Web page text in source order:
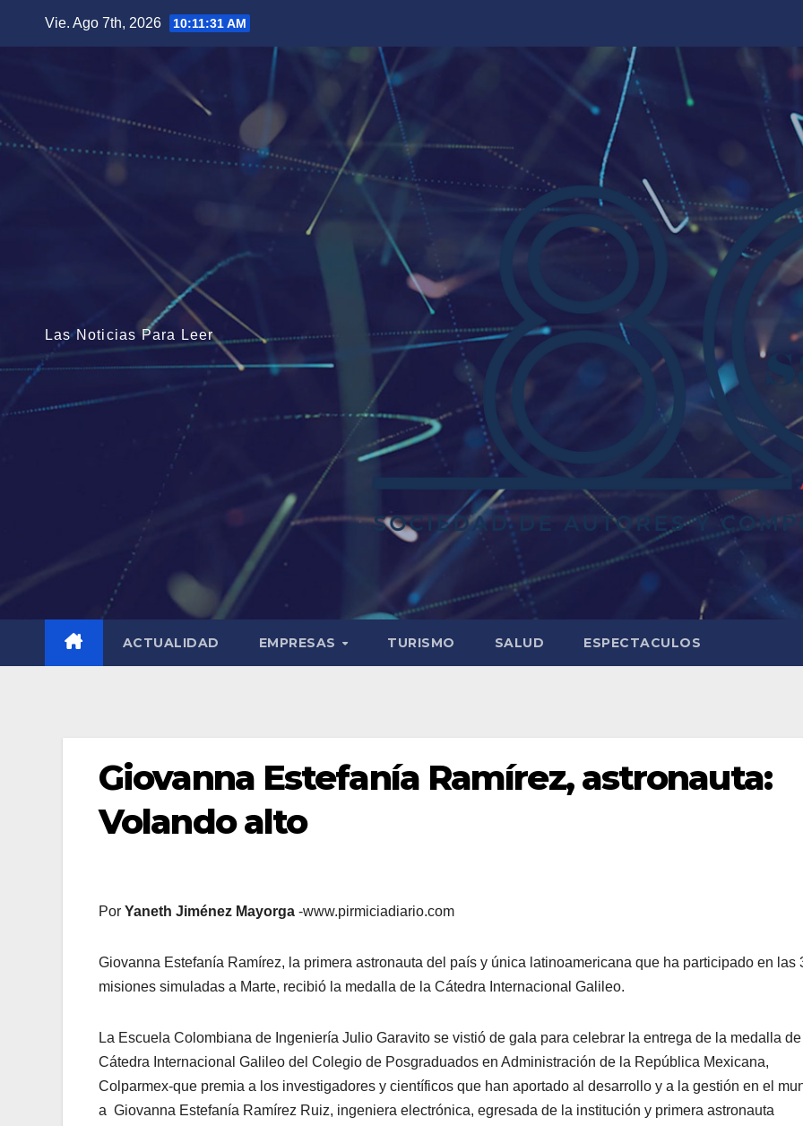
Vie. Ago 7th, 2026 10:11:33 AM
Las Noticias Para Leer
ACTUALIDAD EMPRESAS TURISMO SALUD ESPECTACULOS
Giovanna Estefanía Ramírez, astronauta:
Volando alto
Por Yaneth Jiménez Mayorga -www.pirmiciadiario.com
Giovanna Estefanía Ramírez, la primera astronauta del país y única latinoamericana que ha participado en las
misiones simuladas a Marte, recibió la medalla de la Cátedra Internacional Galileo.
La Escuela Colombiana de Ingeniería Julio Garavito se vistió de gala para celebrar la entrega de la medalla de
Cátedra Internacional Galileo del Colegio de Posgraduados en Administración de la República Mexicana,
Colparmex-que premia a los investigadores y científicos que han aportado al desarrollo y a la gestión en el
a Giovanna Estefanía Ramírez Ruiz, ingeniera electrónica, egresada de la institución y primera astronauta